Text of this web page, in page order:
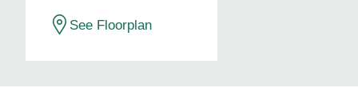
See Floorplan